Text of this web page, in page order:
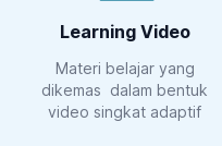
Learning Video
Materi belajar yang
dikemas dalam bentuk
video singkat adaptif